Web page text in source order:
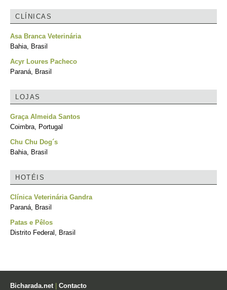
CLÍNICAS
Asa Branca Veterinária
Bahia, Brasil
Acyr Loures Pacheco
Paraná, Brasil
LOJAS
Graça Almeida Santos
Coimbra, Portugal
Chu Chu Dog´s
Bahia, Brasil
HOTÉIS
Clínica Veterinária Gandra
Paraná, Brasil
Patas e Pêlos
Distrito Federal, Brasil
Bicharada.net| Contacto